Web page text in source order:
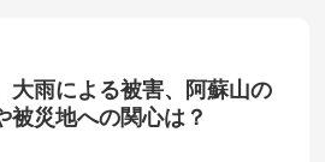
大雨による被害、阿蘇山の
被災地への関心は？